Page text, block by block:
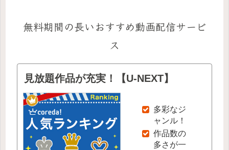
無料期間の長いおすすめ動画配信サービ
ス
見放題作品が充実！【U-NEXT】
多彩なジ
ャンル！
作品数の
多さが一